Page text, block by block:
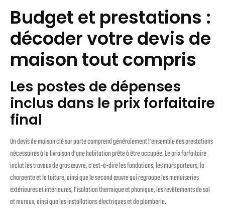
Budget et prestations :
décoder votre devis de
maison tout compris
Les postes de dépenses
inclus dans le prix forfaitaire
final
Un devis de maison clé sur porte comprend généralement l’ensemble des prestations
nécessaires à la livraison d’une habitation prête à être occupée. Le prix forfaitaire
inclut les travaux de gros œuvre, c’est-à-dire les fondations, les murs porteurs, la
charpente et la toiture, ainsi que le second œuvre qui regroupe les menuiseries
extérieures et intérieures, l’isolation thermique et phonique, les revêtements de sol
et muraux, ainsi que les installations électriques et de plomberie.